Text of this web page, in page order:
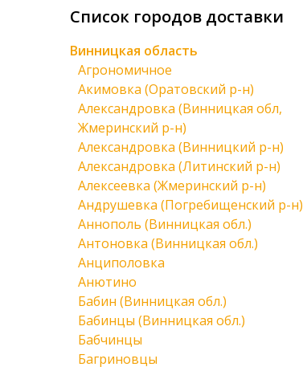
Список городов доставки
Винницкая область
Агрономичное
Акимовка (Оратовский р-н)
Александровка (Винницкая обл,
Жмеринский р-н)
Александровка (Винницкий р-н)
Александровка (Литинский р-н)
Алексеевка (Жмеринский р-н)
Андрушевка (Погребищенский р-н)
Аннополь (Винницкая обл.)
Антоновка (Винницкая обл.)
Анциполовка
Анютино
Бабин (Винницкая обл.)
Бабинцы (Винницкая обл.)
Бабчинцы
Багриновцы